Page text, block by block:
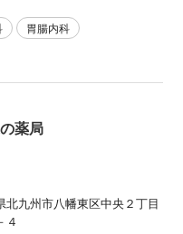
胃腸内科
薬局
北九州市八幡東区中央２丁目
４